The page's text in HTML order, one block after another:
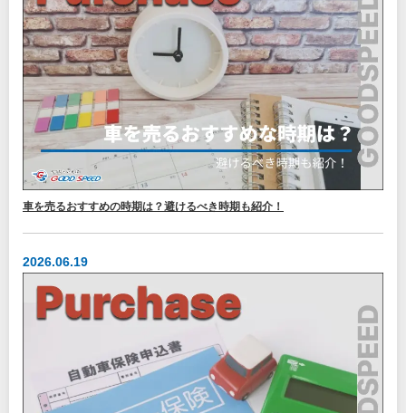
車を売るおすすめの時期は？避けるべき時期も紹介！
2026.06.19